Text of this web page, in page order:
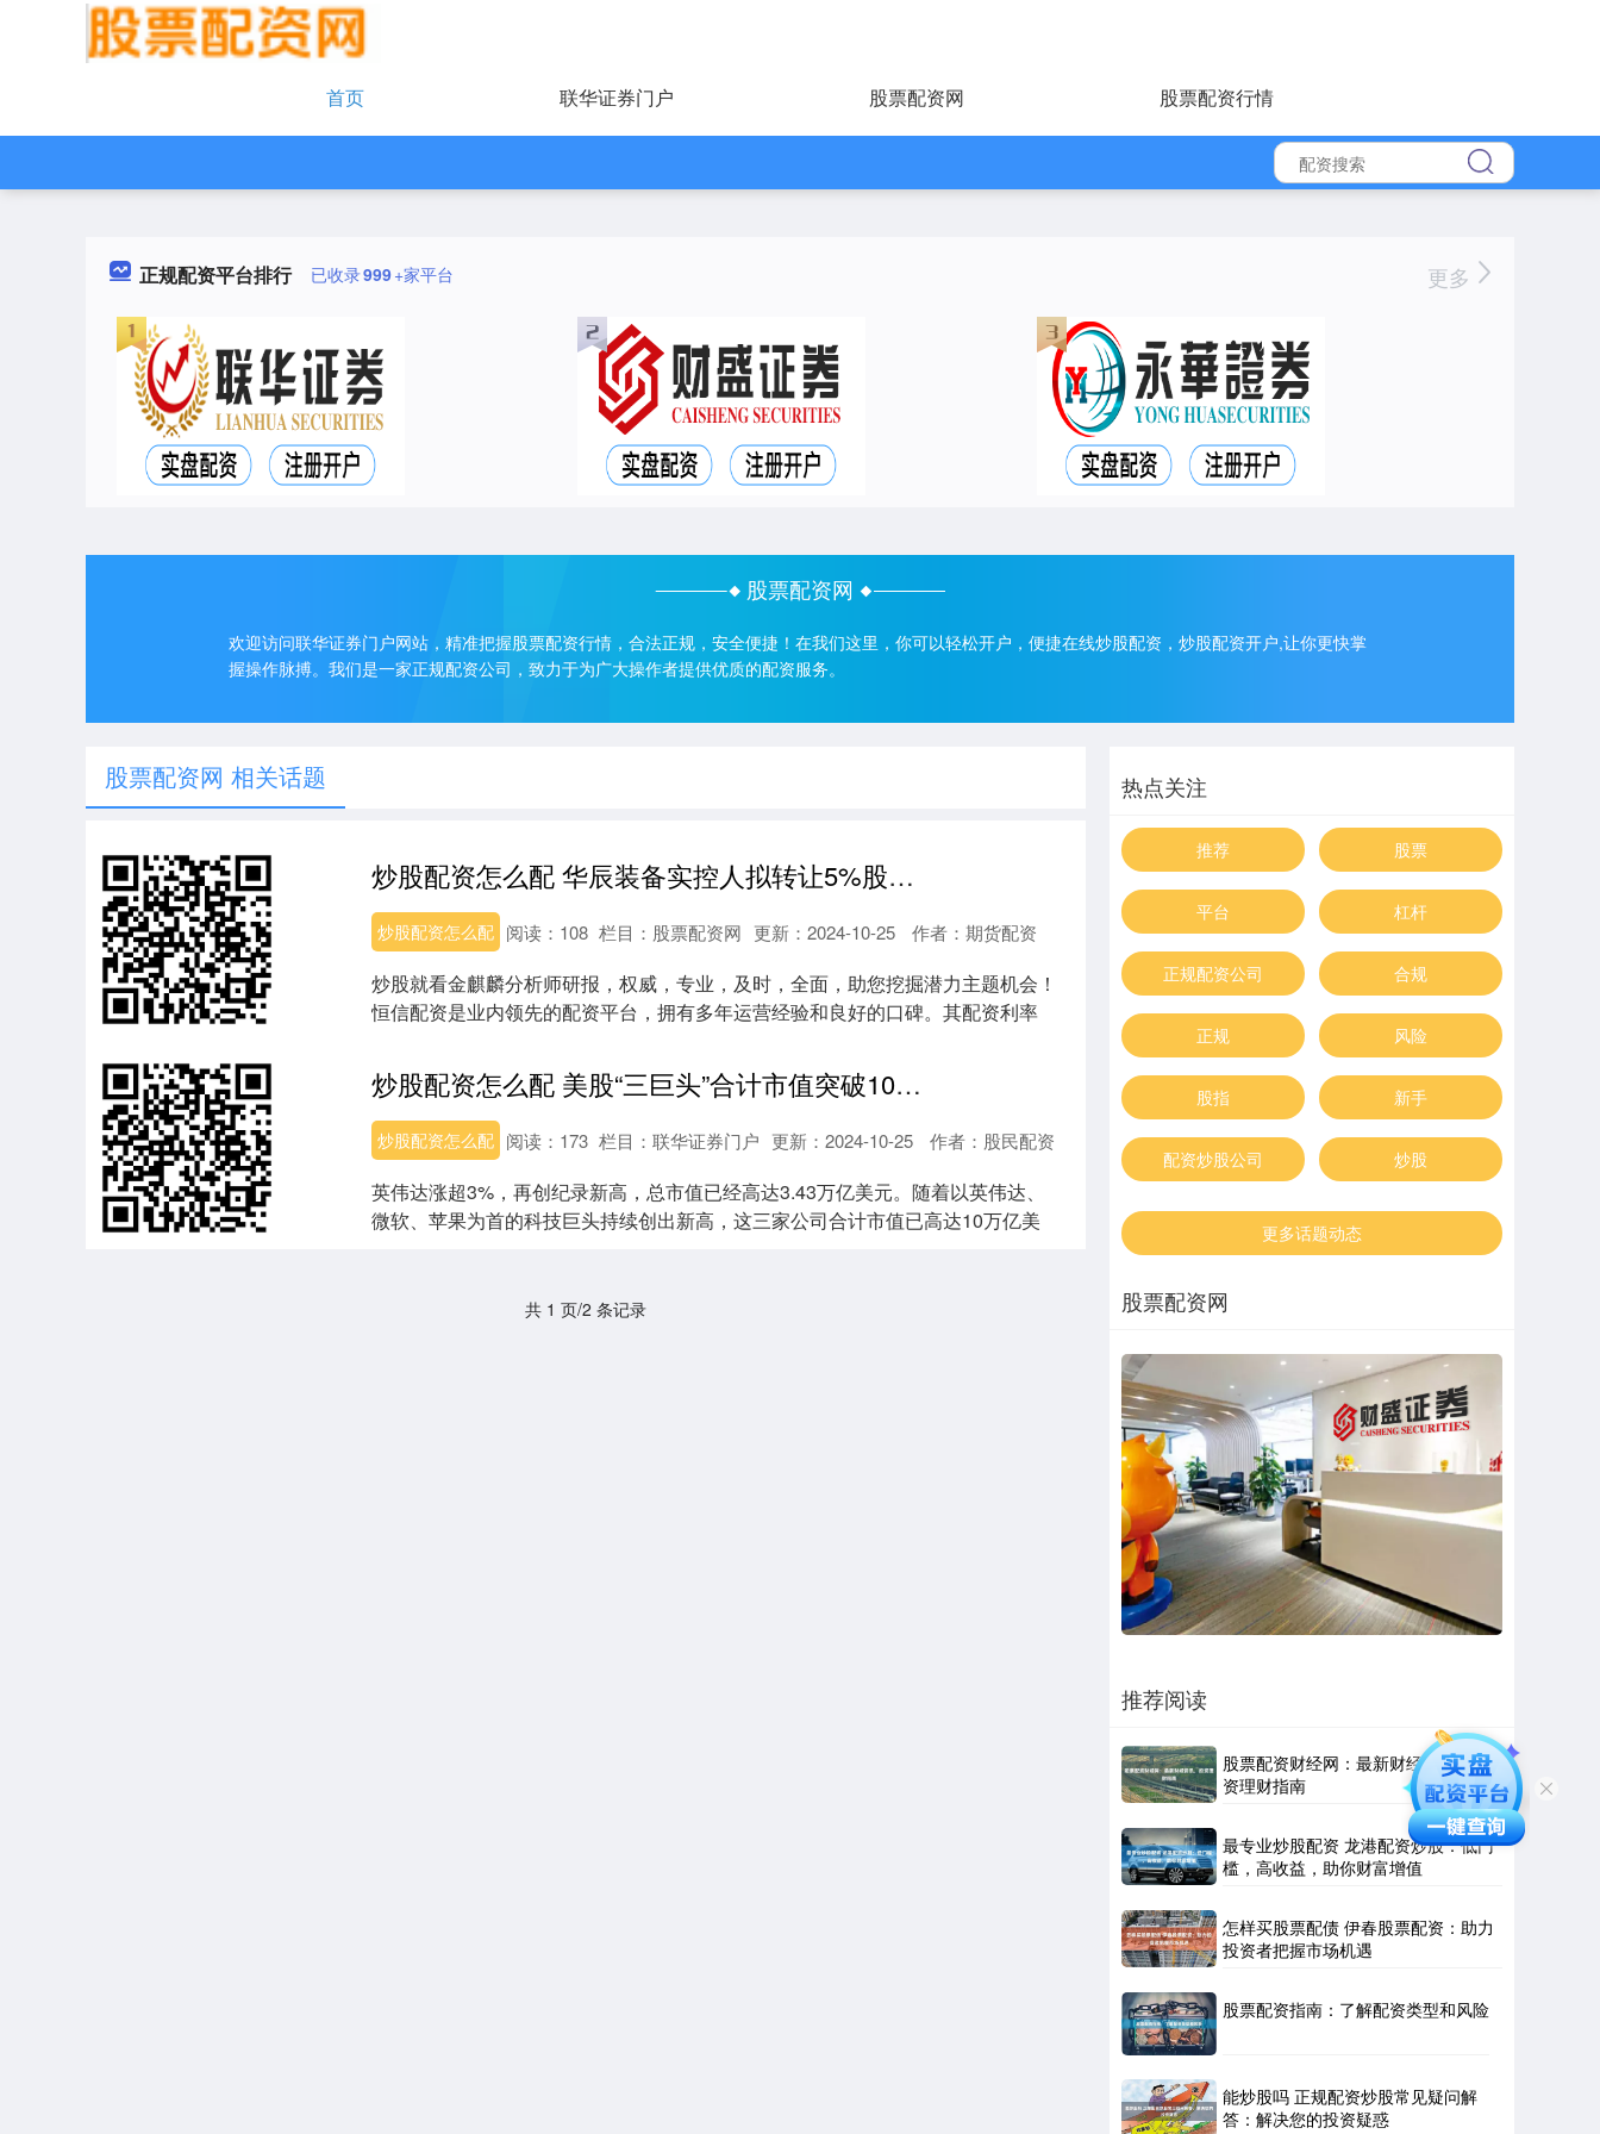
首页 联华证券门户 股票配资网 股票配资行情
正规配资平台排行 已收录999+家平台 更多
股票配资网
欢迎访问联华证券门户网站，精准把握股票配资行情，合法正规，安全便捷！在我们这里，你可以轻松开户，便捷在线炒股配资，炒股配资开户,让你更快掌
握操作脉搏。我们是一家正规配资公司，致力于为广大操作者提供优质的配资服务。
股票配资网 相关话题
炒股配资怎么配 华辰装备实控人拟转让5%股份 广州私募2.4亿元接盘
炒股配资怎么配 更新：2024-10-25 作者：期货配资
阅读： 108 栏目： 股票配资网
炒股就看金麒麟分析师研报，权威，专业，及时，全面，助您挖掘潜力主题机会！
恒信配资是业内领先的配资平台，拥有多年运营经验和良好的口碑。其配资利率
炒股配资怎么配 美股“三巨头”合计市值突破10万亿美元，为史上首次
炒股配资怎么配 更新：2024-10-25 作者：股民配资
阅读： 173 栏目： 联华证券门户
英伟达涨超3%，再创纪录新高，总市值已经高达3.43万亿美元。随着以英伟达、
微软、苹果为首的科技巨头持续创出新高，这三家公司合计市值已高达10万亿美
共 1 页/2 条记录
热点关注
推荐 股票
平台 杠杆
正规配资公司 合规
正规 风险
股指 新手
配资炒股公司 炒股
更多话题动态
股票配资网
推荐阅读
股票配资财经网：最新财经资讯，投
资理财指南
最专业炒股配资 龙港配资炒股：低门
槛，高收益，助你财富增值
怎样买股票配债 伊春股票配资：助力
投资者把握市场机遇
股票配资指南：了解配资类型和风险
能炒股吗 正规配资炒股常见疑问解
答：解决您的投资疑惑